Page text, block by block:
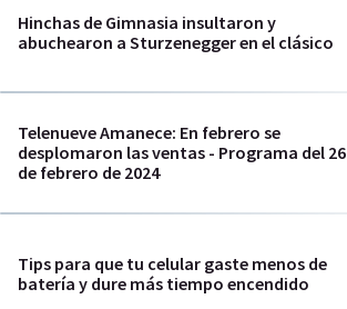
Hinchas de Gimnasia insultaron y
abuchearon a Sturzenegger en el clásico
Telenueve Amanece: En febrero se
desplomaron las ventas - Programa del 26
de febrero de 2024
Tips para que tu celular gaste menos de
batería y dure más tiempo encendido